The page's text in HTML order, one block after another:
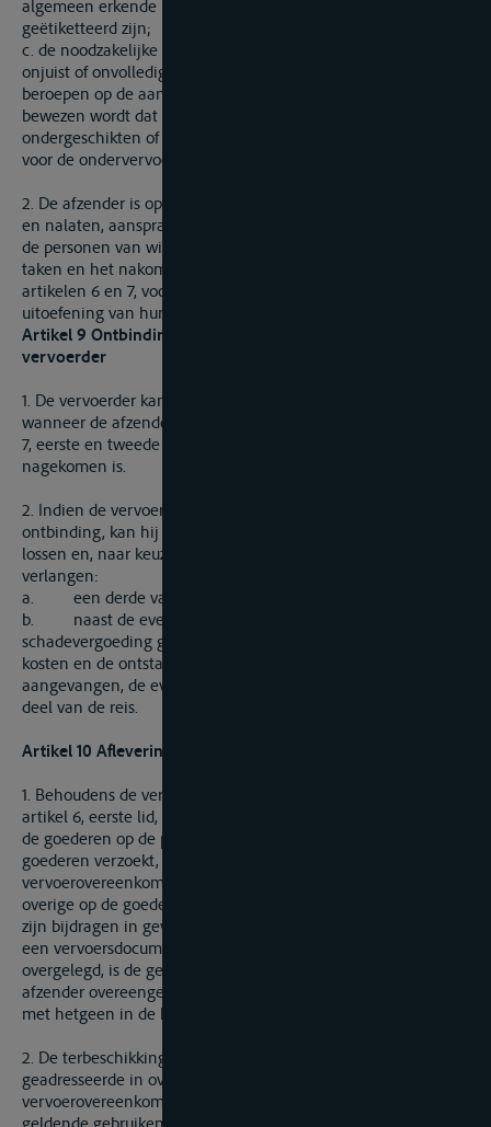
algemeen erkende regels en gebruiken gemarkeerd of
geëtiketteerd zijn;
c. de noodzakelijke begeleidende documenten ontbreken,
onjuist of onvolledig zijn. De vervoerder kan zich niet
beroepen op de aansprakelijkheid van de afzender, indien
bewezen wordt dat de schuld aan hemzelf, zijn
ondergeschikten of lasthebbers te wijten is. Hetzelfde geldt
voor de ondervervoerder
2. De afzender is op gelijke wijze als voor zijn eigen handelen
en nalaten, aansprakelijk voor het handelen en nalaten van
de personen van wie hij zich bedient bij het verrichten van de
taken en het nakomen van de verplichtingen genoemd in de
artikelen 6 en 7, voor zover deze personen handelen in de
uitoefening van hun functie.
Artikel 9 Ontbinding van de vervoerovereenkomst door de
vervoerder
1. De vervoerder kan de vervoerovereenkomst ontbinden
wanneer de afzender zijn in artikel 6, tweede lid, of in artikel
7, eerste en tweede lid, bedoelde verplichtingen niet
nagekomen is.
2. Indien de vervoerder gebruikmaakt van zijn recht tot
ontbinding, kan hij de goederen op kosten van de afzender
lossen en, naar keuze, betaling van de volgende bedragen
verlangen:
a. een derde van de overeengekomen vracht; of
b. naast de eventuele overliggelden, een
schadevergoeding gelijk aan het bedrag van de gemaakte
kosten en de ontstane schade alsmede, wanneer de reis is
aangevangen, de evenredige vracht voor het reeds afgelegde
deel van de reis.
Artikel 10 Aflevering van de goederen
1. Behoudens de verplichting van de afzender bedoeld in
artikel 6, eerste lid, is de geadresseerde, die na aankomst van
de goederen op de plaats van aflevering om aflevering van de
goederen verzoekt, in overeenstemming met de
vervoerovereenkomst aansprakelijk voor de vracht en de
overige op de goederen rustende vorderingen, alsmede voor
zijn bijdragen in geval van avarij-grosse. Bij het ontbreken van
een vervoersdocument of wanneer dit document niet is
overgelegd, is de geadresseerde aansprakelijk voor de met de
afzender overeengekomen vracht, indien deze overeenkomt
met hetgeen in de handel gebruikelijk is
2. De terbeschikkingstelling van de goederen aan de
geadresseerde in overeenstemming met de
vervoerovereenkomst of met de in de desbetreffende handel